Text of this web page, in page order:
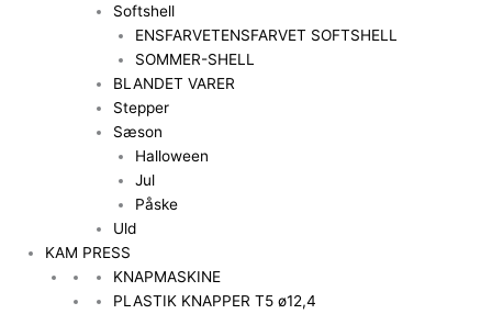
Softshell
ENSFARVETENSFARVET SOFTSHELL
SOMMER-SHELL
BLANDET VARER
Stepper
Sæson
Halloween
Jul
Påske
Uld
KAM PRESS
KNAPMASKINE
PLASTIK KNAPPER T5 ø12,4